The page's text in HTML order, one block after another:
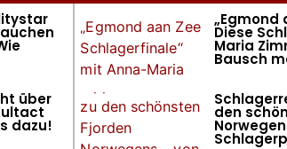
über
dazu!
„Egmond
Diese
Maria
Bausch
den